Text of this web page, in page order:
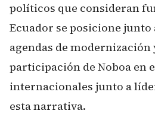
políticos que consideran
Ecuador se posicione junto
agendas de
participación de Noboa en
internacionales junto a
esta narrativa.